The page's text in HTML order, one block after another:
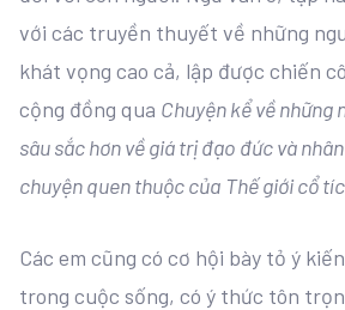
với các truyền thuyết về những
khát vọng cao cả, lập được chiến
cộng đồng qua Chuyện kể về những
sâu sắc hơn về giá trị đạo đức và
chuyện quen thuộc của Thế giới cổ
Các em cũng có cơ hội bày tỏ ý
trong cuộc sống, có ý thức tôn